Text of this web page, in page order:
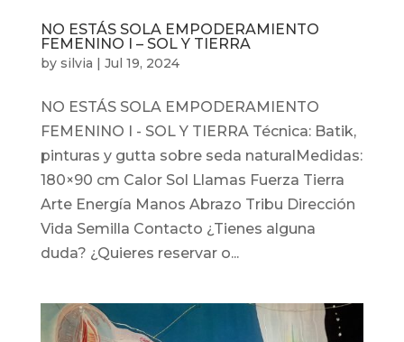
NO ESTÁS SOLA EMPODERAMIENTO
FEMENINO I – SOL Y TIERRA
by silvia Jul 19, 2024
NO ESTÁS SOLA EMPODERAMIENTO
FEMENINO I - SOL Y TIERRA Técnica: Batik,
pinturas y gutta sobre seda naturalMedidas:
180×90 cm Calor Sol Llamas Fuerza Tierra
Arte Energía Manos Abrazo Tribu Dirección
Vida Semilla Contacto ¿Tienes alguna
duda? ¿Quieres reservar o...